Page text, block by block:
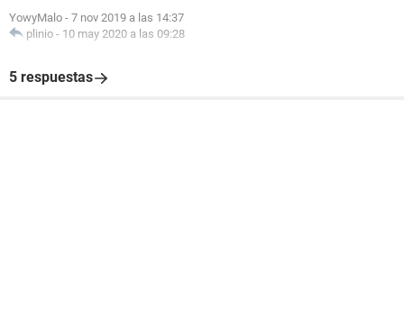
YowyMalo - 7 nov 2019 a las 14:37
plinio - 10 may 2020 a las 09:28
5 respuestas